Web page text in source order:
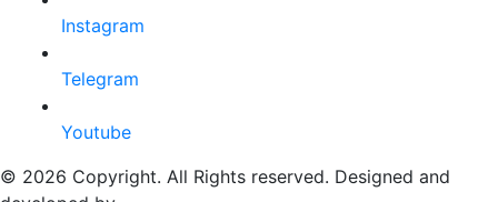
Instagram
Telegram
Youtube
© 2026 Copyright. All Rights reserved. Designed and